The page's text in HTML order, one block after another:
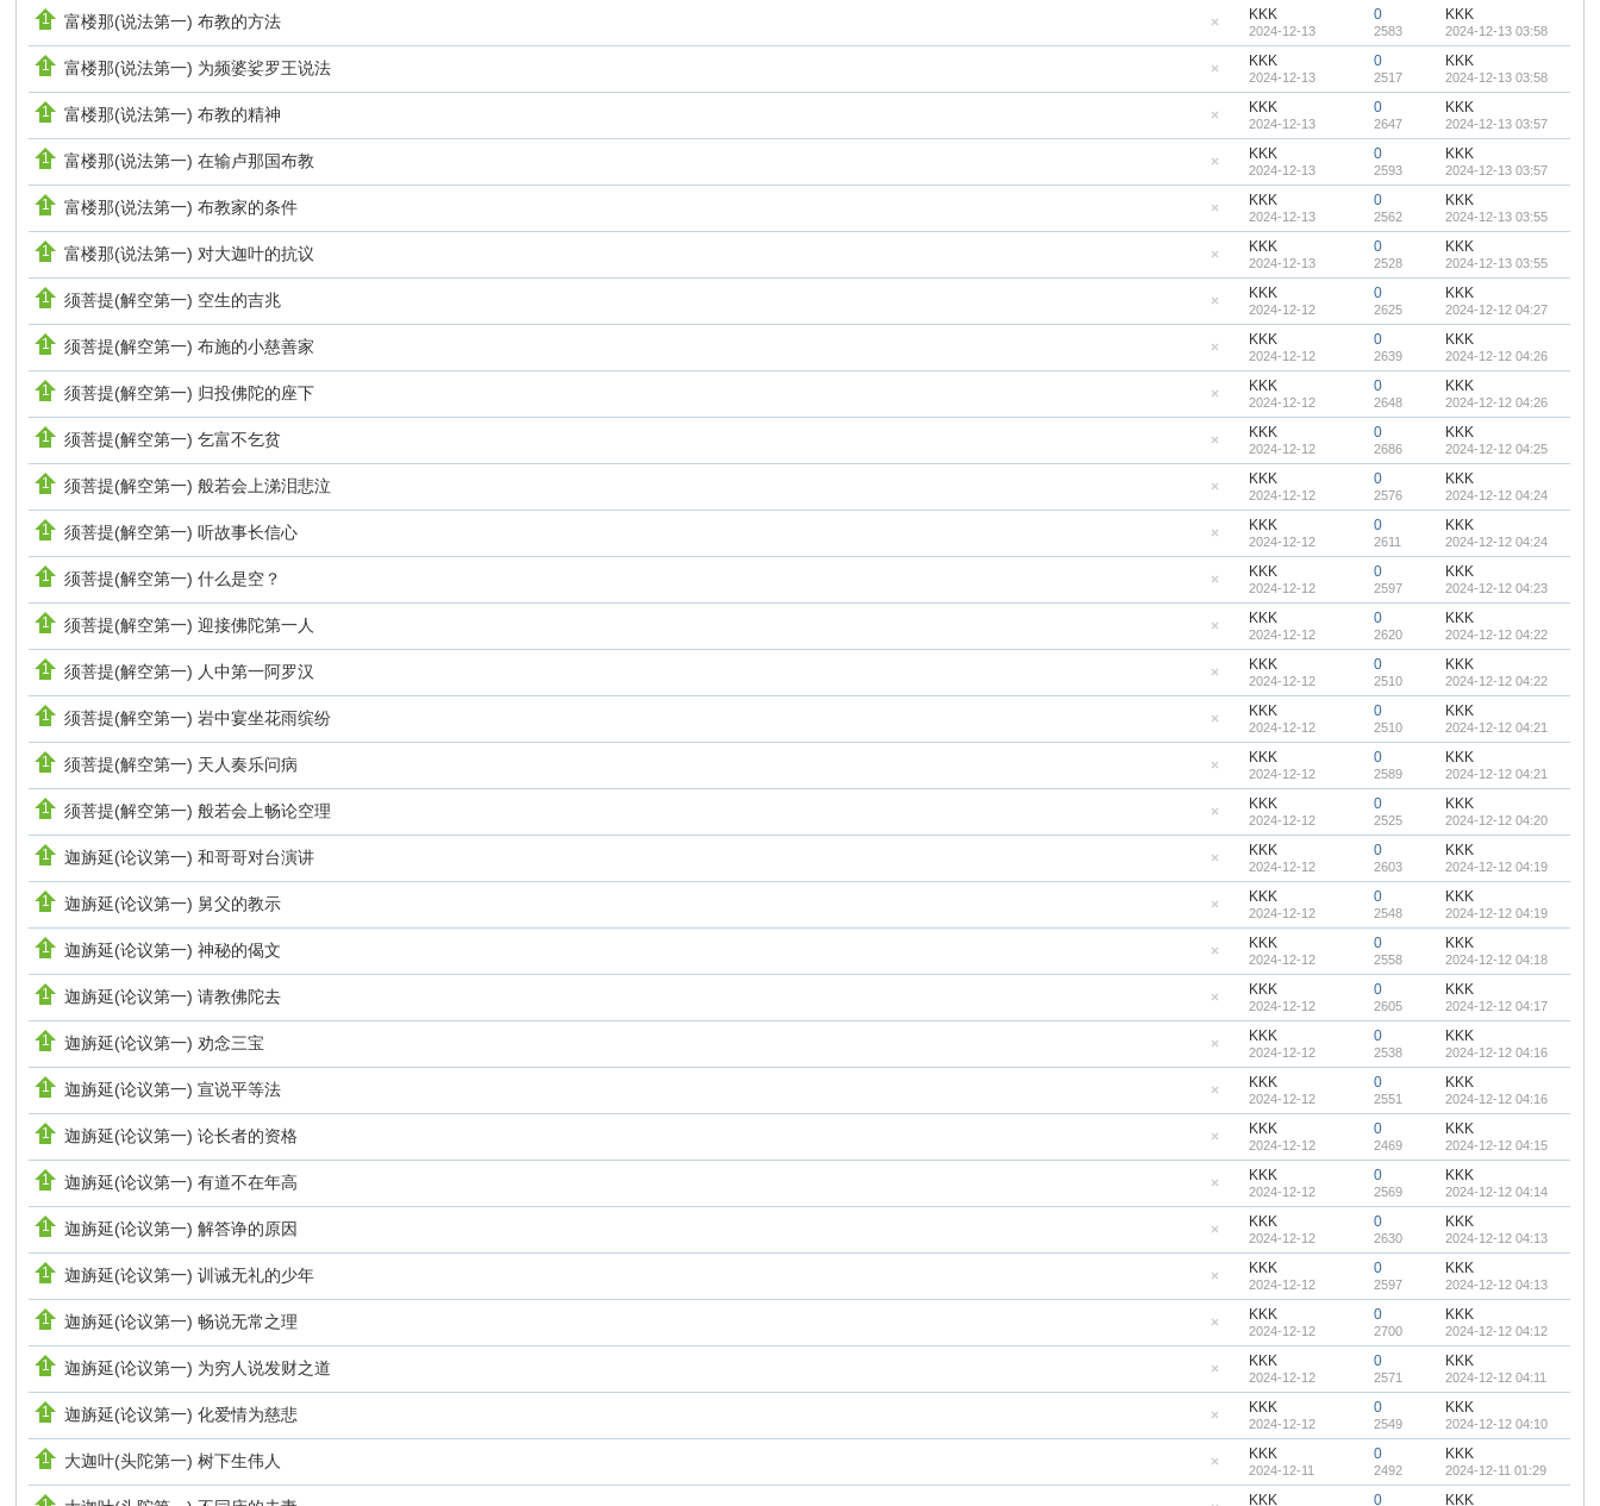
藏
置
帖
藏
置
帖
富楼那(说法第一) 布教的方法 KKK
2024-12-13
0
2583
KKK
2024-12-13 03:58
藏
置
帖
富楼那(说法第一) 为频婆娑罗王说法 KKK
2024-12-13
0
2517
KKK
2024-12-13 03:58
藏
置
帖
富楼那(说法第一) 布教的精神 KKK
2024-12-13
0
2647
KKK
2024-12-13 03:57
藏
置
帖
富楼那(说法第一) 在输卢那国布教 KKK
2024-12-13
0
2593
KKK
2024-12-13 03:57
藏
置
帖
富楼那(说法第一) 布教家的条件 KKK
2024-12-13
0
2562
KKK
2024-12-13 03:55
藏
置
帖
富楼那(说法第一) 对大迦叶的抗议 KKK
2024-12-13
0
2528
KKK
2024-12-13 03:55
藏
置
帖
须菩提(解空第一) 空生的吉兆 KKK
2024-12-12
0
2625
KKK
2024-12-12 04:27
藏
置
帖
须菩提(解空第一) 布施的小慈善家 KKK
2024-12-12
0
2639
KKK
2024-12-12 04:26
藏
置
帖
须菩提(解空第一) 归投佛陀的座下 KKK
2024-12-12
0
2648
KKK
2024-12-12 04:26
藏
置
帖
须菩提(解空第一) 乞富不乞贫 KKK
2024-12-12
0
2686
KKK
2024-12-12 04:25
藏
置
帖
须菩提(解空第一) 般若会上涕泪悲泣 KKK
2024-12-12
0
2576
KKK
2024-12-12 04:24
藏
置
帖
须菩提(解空第一) 听故事长信心 KKK
2024-12-12
0
2611
KKK
2024-12-12 04:24
藏
置
帖
须菩提(解空第一) 什么是空？ KKK
2024-12-12
0
2597
KKK
2024-12-12 04:23
藏
置
帖
须菩提(解空第一) 迎接佛陀第一人 KKK
2024-12-12
0
2620
KKK
2024-12-12 04:22
藏
置
帖
须菩提(解空第一) 人中第一阿罗汉 KKK
2024-12-12
0
2510
KKK
2024-12-12 04:22
藏
置
帖
须菩提(解空第一) 岩中宴坐花雨缤纷 KKK
2024-12-12
0
2510
KKK
2024-12-12 04:21
藏
置
帖
须菩提(解空第一) 天人奏乐问病 KKK
2024-12-12
0
2589
KKK
2024-12-12 04:21
藏
置
帖
须菩提(解空第一) 般若会上畅论空理 KKK
2024-12-12
0
2525
KKK
2024-12-12 04:20
藏
置
帖
迦旃延(论议第一) 和哥哥对台演讲 KKK
2024-12-12
0
2603
KKK
2024-12-12 04:19
藏
置
帖
迦旃延(论议第一) 舅父的教示 KKK
2024-12-12
0
2548
KKK
2024-12-12 04:19
藏
置
帖
迦旃延(论议第一) 神秘的偈文 KKK
2024-12-12
0
2558
KKK
2024-12-12 04:18
藏
置
帖
迦旃延(论议第一) 请教佛陀去 KKK
2024-12-12
0
2605
KKK
2024-12-12 04:17
藏
置
帖
迦旃延(论议第一) 劝念三宝 KKK
2024-12-12
0
2538
KKK
2024-12-12 04:16
藏
置
帖
迦旃延(论议第一) 宣说平等法 KKK
2024-12-12
0
2551
KKK
2024-12-12 04:16
藏
置
帖
迦旃延(论议第一) 论长者的资格 KKK
2024-12-12
0
2469
KKK
2024-12-12 04:15
藏
置
帖
迦旃延(论议第一) 有道不在年高 KKK
2024-12-12
0
2569
KKK
2024-12-12 04:14
藏
置
帖
迦旃延(论议第一) 解答诤的原因 KKK
2024-12-12
0
2630
KKK
2024-12-12 04:13
藏
置
帖
迦旃延(论议第一) 训诫无礼的少年 KKK
2024-12-12
0
2597
KKK
2024-12-12 04:13
藏
置
帖
迦旃延(论议第一) 畅说无常之理 KKK
2024-12-12
0
2700
KKK
2024-12-12 04:12
藏
置
帖
迦旃延(论议第一) 为穷人说发财之道 KKK
2024-12-12
0
2571
KKK
2024-12-12 04:11
藏
置
帖
迦旃延(论议第一) 化爱情为慈悲 KKK
2024-12-12
0
2549
KKK
2024-12-12 04:10
藏
大迦叶(头陀第一) 树下生伟人 KKK
2024-12-11
0
2492
KKK
2024-12-11 01:29
KKK 0 KKK